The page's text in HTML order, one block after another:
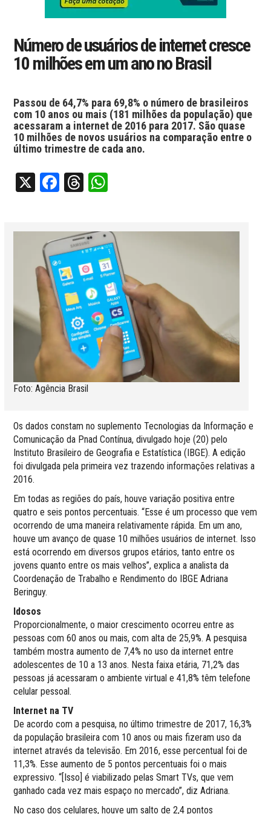
Número de usuários de internet cresce
10 milhões em um ano no Brasil
Passou de 64,7% para 69,8% o número de brasileiros
com 10 anos ou mais (181 milhões da população) que
acessaram a internet de 2016 para 2017. São quase
10 milhões de novos usuários na comparação entre o
último trimestre de cada ano.
X Facebook
Threads
Foto: Agência Brasil
Os dados constam no suplemento Tecnologias da Informação e
Comunicação da Pnad Contínua, divulgado hoje (20) pelo
Instituto Brasileiro de Geografia e Estatística (IBGE). A edição
foi divulgada pela primeira vez trazendo informações relativas a
2016.
Em todas as regiões do país, houve variação positiva entre
quatro e seis pontos percentuais. “Esse é um processo que vem
ocorrendo de uma maneira relativamente rápida. Em um ano,
houve um avanço de quase 10 milhões usuários de internet. Isso
está ocorrendo em diversos grupos etários, tanto entre os
jovens quanto entre os mais velhos”, explica a analista da
Coordenação de Trabalho e Rendimento do IBGE Adriana
Beringuy.
Idosos
Proporcionalmente, o maior crescimento ocorreu entre as
pessoas com 60 anos ou mais, com alta de 25,9%. A pesquisa
também mostra aumento de 7,4% no uso da internet entre
adolescentes de 10 a 13 anos. Nesta faixa etária, 71,2% das
pessoas já acessaram o ambiente virtual e 41,8% têm telefone
celular pessoal.
Internet na TV
De acordo com a pesquisa, no último trimestre de 2017, 16,3%
da população brasileira com 10 anos ou mais fizeram uso da
internet através da televisão. Em 2016, esse percentual foi de
11,3%. Esse aumento de 5 pontos percentuais foi o mais
expressivo. “[Isso] é viabilizado pelas Smart TVs, que vem
ganhado cada vez mais espaço no mercado”, diz Adriana.
No caso dos celulares, houve um salto de 2,4 pontos